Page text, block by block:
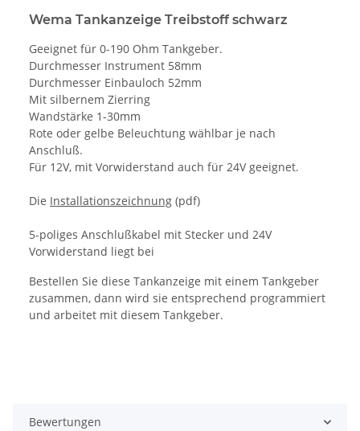
Wema Tankanzeige Treibstoff schwarz
Geeignet für 0-190 Ohm Tankgeber.
Durchmesser Instrument 58mm
Durchmesser Einbauloch 52mm
Mit silbernem Zierring
Wandstärke 1-30mm
Rote oder gelbe Beleuchtung wählbar je nach
Anschluß.
Für 12V, mit Vorwiderstand auch für 24V geeignet.
Die Installationszeichnung (pdf)
5-poliges Anschlußkabel mit Stecker und 24V
Vorwiderstand liegt bei
Bestellen Sie diese Tankanzeige mit einem Tankgeber
zusammen, dann wird sie entsprechend programmiert
und arbeitet mit diesem Tankgeber.
Bewertungen